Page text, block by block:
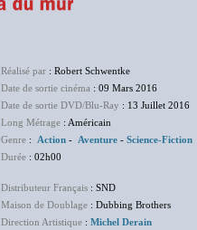
Réalisé par : Robert Schwentke
Date de sortie cinéma : 09 Mars 2016
Date de sortie DVD/Blu-Ray : 13 Juillet 2016
Long Métrage : Américain
Genre : Action - Aventure - Science-Fiction
Durée : 02h00
Distributeur Français : SND
Maison de Doublage : Dubbing Brothers
Direction Artistique : Michel Derain